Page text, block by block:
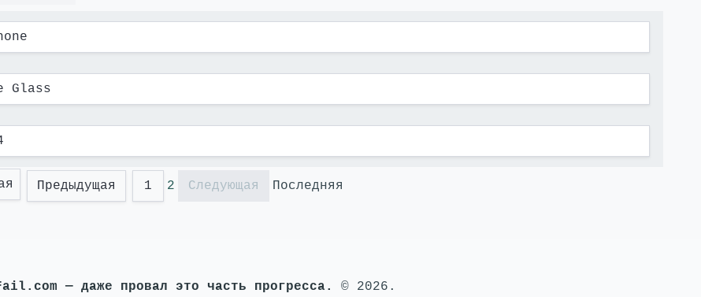
Glass
Предыдущая 1 2 Следующая Последняя
— даже провал это часть прогресса. © 2026.